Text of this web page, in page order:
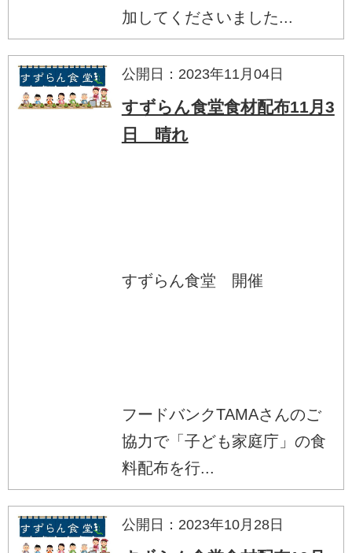
加してくださいました...
公開日：2023年11月04日
すずらん食堂食材配布11月3
日 晴れ
すずらん食堂 開催
フードバンクTAMAさんのご
協力で「子ども家庭庁」の食
料配布を行...
公開日：2023年10月28日